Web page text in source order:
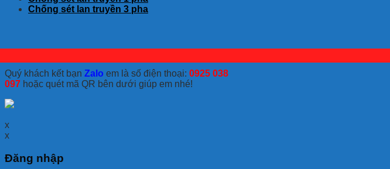
Chống sét lan truyền 3 pha
Quý khách kết bạn Zalo em là số điện thoại: 0925 038
097 hoặc quét mã QR bên dưới giúp em nhé!
x
x
Đăng nhập